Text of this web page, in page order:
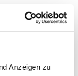
Anzeigen zu